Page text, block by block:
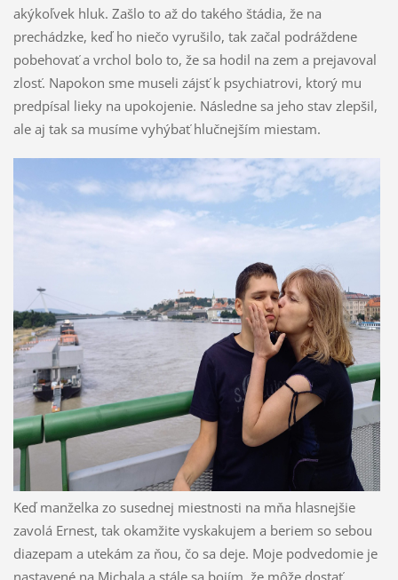
akýkoľvek hluk. Zašlo to až do takého štádia, že na
prechádzke, keď ho niečo vyrušilo, tak začal podráždene
pobehovať a vrchol bolo to, že sa hodil na zem a prejavoval
zlosť. Napokon sme museli zájsť k psychiatrovi, ktorý mu
predpísal lieky na upokojenie. Následne sa jeho stav zlepšil,
ale aj tak sa musíme vyhýbať hlučnejším miestam.
Keď manželka zo susednej miestnosti na mňa hlasnejšie
zavolá Ernest, tak okamžite vyskakujem a beriem so sebou
diazepam a utekám za ňou, čo sa deje. Moje podvedomie je
nastavené na Michala a stále sa bojím, že môže dostať